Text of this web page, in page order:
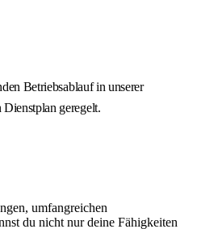
Betriebsablauf in unserer
geregelt.
umfangreichen
du nicht nur deine Fähigkeiten